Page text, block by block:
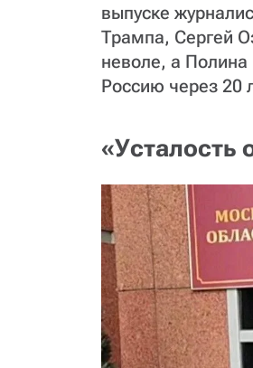
выпуске
Трампа, Сергей
неволе, а Полина
Россию через 20
«Усталость